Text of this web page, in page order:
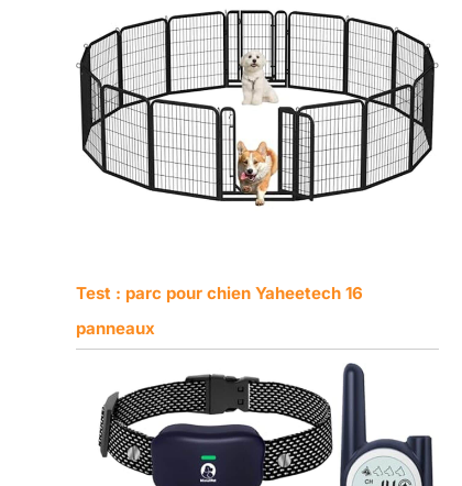
Test : parc pour chien Yaheetech 16
panneaux